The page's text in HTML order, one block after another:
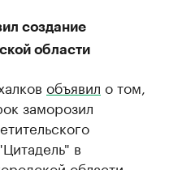
создание
области
объявил о том,
заморозил
в